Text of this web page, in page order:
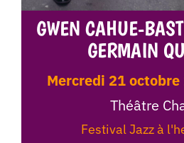
GWEN CAHUE-
GERMAIN
mercredi 21
Théâtre
Festival Jazz à